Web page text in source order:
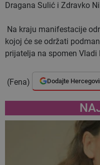
Dragana Sulić i Zdravko
Na kraju manifestacije
kojoj će se održati
prijatelja na spomen Vladi
(Fena) Dodajte